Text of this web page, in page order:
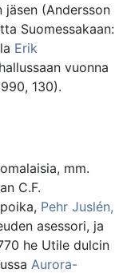
(Andersson
Suomessakaan:
Erik
vuonna
130).
mm.
C.F.
Pehr Juslén,
asessori, ja
he Utile dulcin
Aurora-